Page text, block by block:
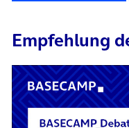
Empfehlung